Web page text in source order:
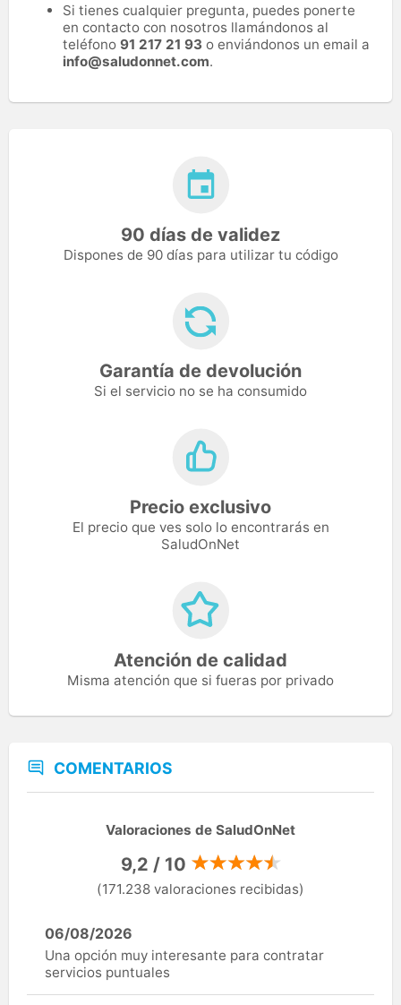
Si tienes cualquier pregunta, puedes ponerte
en contacto con nosotros llamándonos al
teléfono 91 217 21 93 o enviándonos un email a
info@saludonnet.com.
90 días de validez
Dispones de 90 días para utilizar tu código
Garantía de devolución
Si el servicio no se ha consumido
Precio exclusivo
El precio que ves solo lo encontrarás en
SaludOnNet
Atención de calidad
Misma atención que si fueras por privado
COMENTARIOS
Valoraciones de SaludOnNet
9,2 / 10
(171.238 valoraciones recibidas)
06/08/2026
Una opción muy interesante para contratar
servicios puntuales